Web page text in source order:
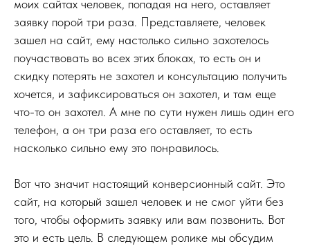
моих сайтах человек, попадая на него, оставляет
заявку порой три раза. Представляете, человек
зашел на сайт, ему настолько сильно захотелось
поучаствовать во всех этих блоках, то есть он и
скидку потерять не захотел и консультацию получить
хочется, и зафиксироваться он захотел, и там еще
что-то он захотел. А мне по сути нужен лишь один его
телефон, а он три раза его оставляет, то есть
насколько сильно ему это понравилось.
Вот что значит настоящий конверсионный сайт. Это
сайт, на который зашел человек и не смог уйти без
того, чтобы оформить заявку или вам позвонить. Вот
это и есть цель. В следующем ролике мы обсудим